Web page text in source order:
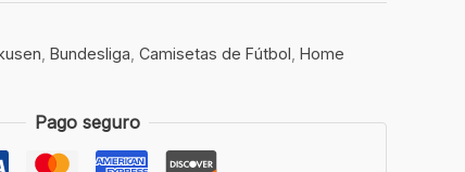
Bundesliga Camisetas de Fútbol Home
Pago seguro